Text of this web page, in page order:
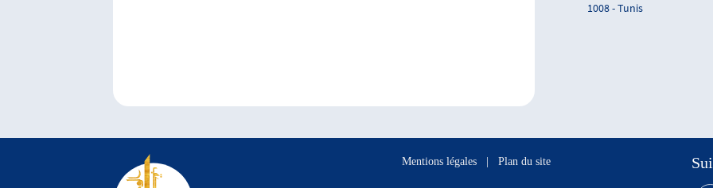
1008 - Tunis
Mentions légales Plan du site